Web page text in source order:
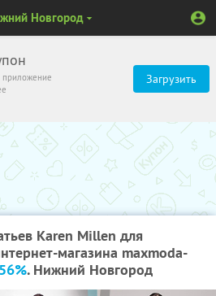
Загрузить
Новгород
Karen Millen для
магазина maxmoda-
. Нижний Новгород